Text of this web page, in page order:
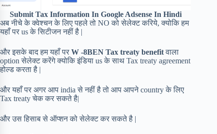
Submit Tax Information In Google Adsense In Hindi
अब नीचे के क्वेश्चन के लिए पहले तो NO को सेलेक्ट करिये, क्योकि हम
यहाँ पर us के सिटीजन नहीं है |
और इसके बाद हम यहाँ पर W -8BEN Tax treaty benefitवाला
option सेलेक्ट करेंगे क्योकि इंडिया us के साथ Tax treaty agreement
होल्ड करता है |
और यहाँ पर अगर आप india से नहीं है तो आप आपने country के लिए
Tax treaty चेक कर सकते है|
और उस हिसाब से ऑप्शन को सेलेक्ट कर सकते है |